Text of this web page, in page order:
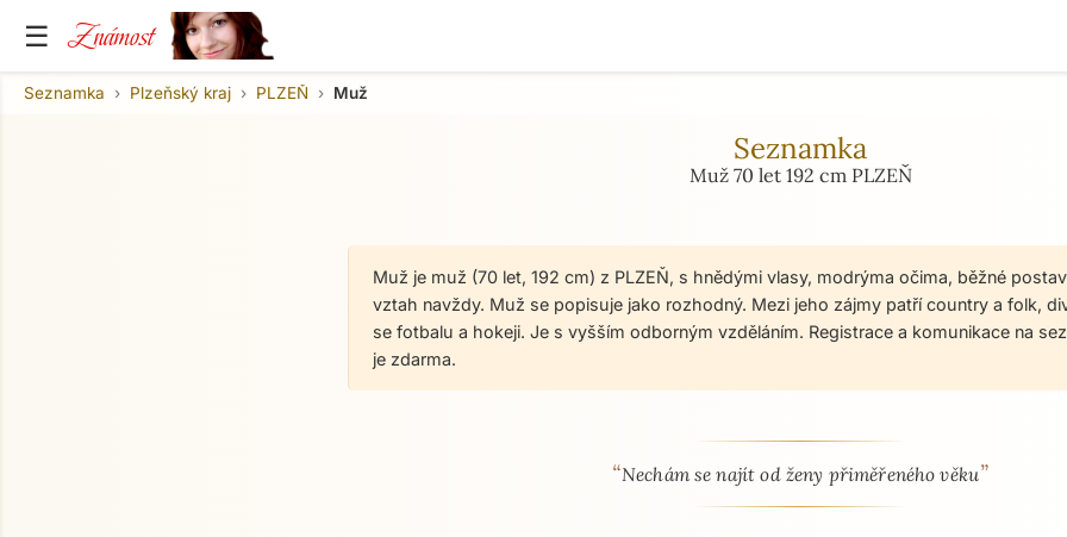
☰ Známost
Seznamka Plzeňský kraj PLZEŇ Muž
Seznamka
Muž 70 let 192 cm PLZEŇ
Muž je muž (70 let, 192 cm) z PLZEŇ, s hnědými vlasy, modrýma očima, běžné
vztah navždy. Muž se popisuje jako rozhodný. Mezi jeho zájmy patří country a folk,
se fotbalu a hokeji. Je s vyšším odborným vzděláním. Registrace a komunikace na
je zdarma.
O mně - seznamka profil
“Nechám se najít od ženy přiměřeného věku”